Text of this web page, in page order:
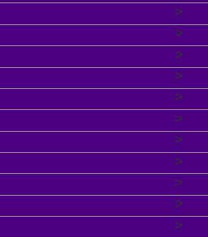
>
>
>
>
>
>
>
>
>
>
>